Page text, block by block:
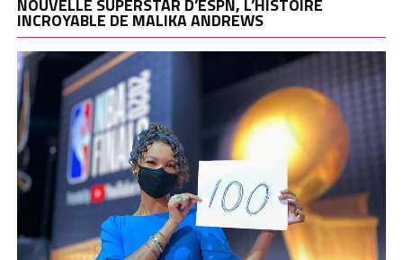
NOUVELLE SUPERSTAR D’ESPN, L’HISTOIRE
INCROYABLE DE MALIKA ANDREWS